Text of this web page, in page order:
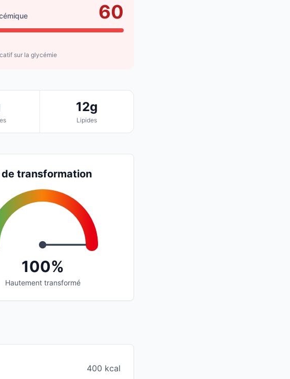
60
sur la glycémie
12g
Lipides
de transformation
100%
Hautement transformé
400 kcal